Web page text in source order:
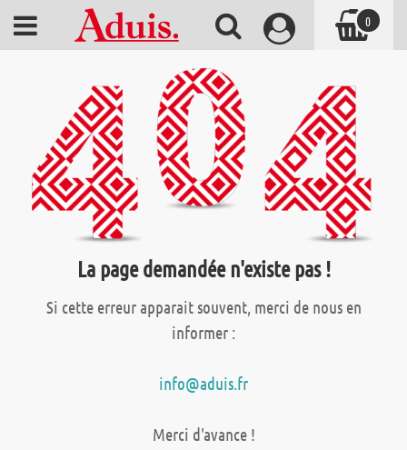
La page demandée n'existe pas !
Si cette erreur apparait souvent, merci de nous en
informer :
info@aduis.fr
Merci d'avance !
0